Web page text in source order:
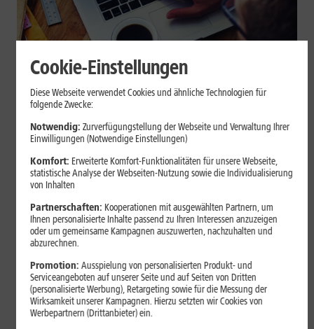
Internet zuhause
Browser-Erweiterungen sicher
nutzen: So erkennst Du
vertrauenswürdige Add-ons
Browser-Erweiterungen können praktisch sein, greifen aber je
nach Berechtigung tief in Deine Browserdaten ein. Der Beitrag
zeigt Dir, wie Du Add-ons vor der Installation prüfst und riskante
Erweiterungen erkennst.
Mehr erfahren
Cookie-Einstellungen
Diese Webseite verwendet Cookies und ähnliche Technologien für
folgende Zwecke:
Notwendig: Zurverfügungstellung der Webseite und Verwaltung Ihrer
Einwilligungen (Notwendige Einstellungen)
Komfort: Erweiterte Komfort-Funktionalitäten für unsere Webseite,
statistische Analyse der Webseiten-Nutzung sowie die Individualisierung
von Inhalten
Partnerschaften: Kooperationen mit ausgewählten Partnern, um
Ihnen personalisierte Inhalte passend zu Ihren Interessen anzuzeigen
oder um gemeinsame Kampagnen auszuwerten, nachzuhalten und
abzurechnen.
Promotion: Ausspielung von personalisierten Produkt- und
Serviceangeboten auf unserer Seite und auf Seiten von Dritten
(personalisierte Werbung), Retargeting sowie für die Messung der
Wirksamkeit unserer Kampagnen. Hierzu setzten wir Cookies von
Werbepartnern (Drittanbieter) ein.